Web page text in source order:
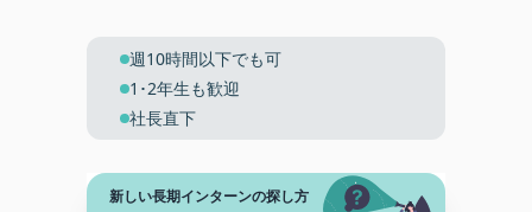
週10時間以下でも可
1･2年生も歓迎
社長直下
新しい長期インターンの探し方